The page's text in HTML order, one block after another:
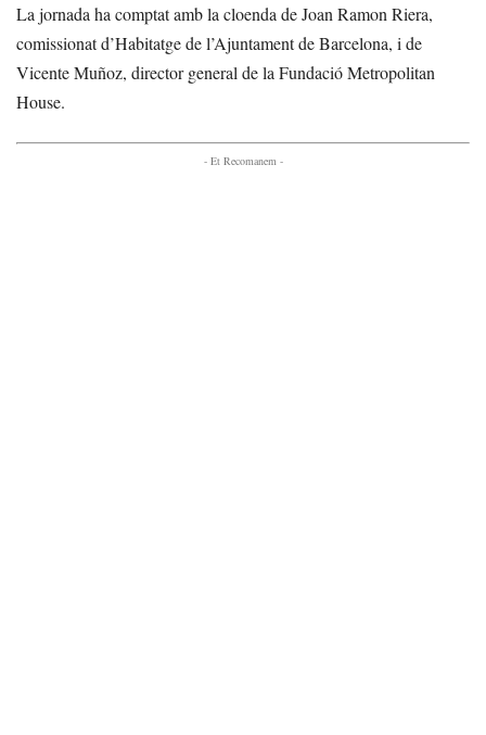
La jornada ha comptat amb la cloenda de Joan Ramon Riera,
comissionat d’Habitatge de l’Ajuntament de Barcelona, i de
Vicente Muñoz, director general de la Fundació Metropolitan
House.
- Et Recomanem -